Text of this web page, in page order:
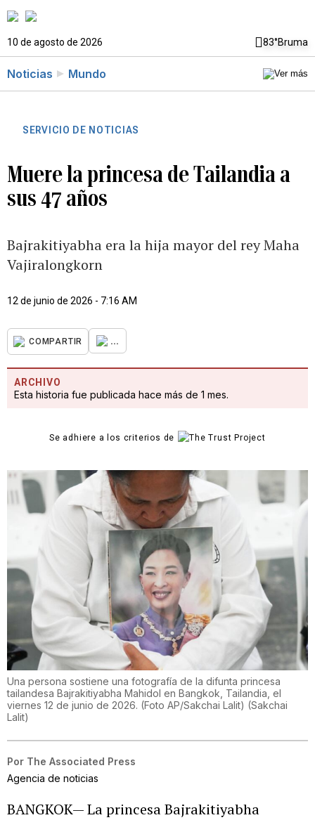
10 de agosto de 2026 83°Bruma
Noticias Mundo
SERVICIO DE NOTICIAS
Muere la princesa de Tailandia a
sus 47 años
Bajrakitiyabha era la hija mayor del rey Maha
Vajiralongkorn
12 de junio de 2026 - 7:16 AM
COMPARTIR ...
ARCHIVO
Esta historia fue publicada hace más de 1 mes.
Se adhiere a los criterios de
Una persona sostiene una fotografía de la difunta princesa
tailandesa Bajrakitiyabha Mahidol en Bangkok, Tailandia, el
viernes 12 de junio de 2026. (Foto AP/Sakchai Lalit) (Sakchai
Lalit)
Por The Associated Press
Agencia de noticias
BANGKOK— La princesa Bajrakitiyabha